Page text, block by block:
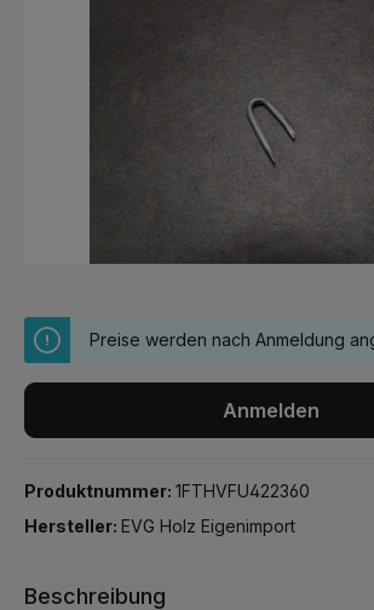
Preise werden nach Anmeldung
Anmelden
Produktnummer: 1FTHVFU422360
Hersteller: EVG Holz Eigenimport
Beschreibung